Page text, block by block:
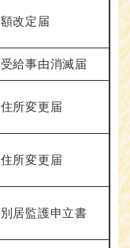
額改定届
受給事由消滅届
住所変更届
住所変更届
別居監護申立書